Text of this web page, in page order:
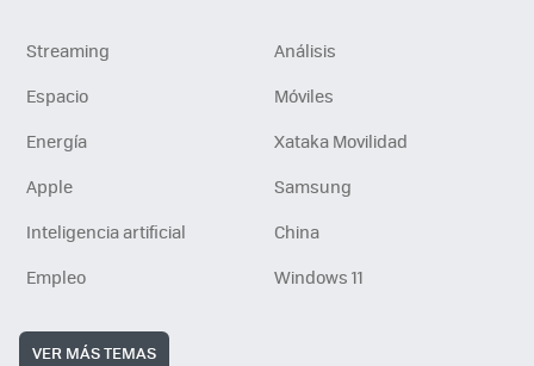
Streaming
Análisis
Espacio
Móviles
Energía
Xataka Movilidad
Apple
Samsung
Inteligencia artificial
China
Empleo
Windows 11
VER MÁS TEMAS